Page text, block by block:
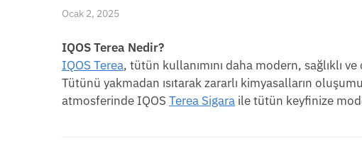
Ocak 2, 2025
IQOS Terea Nedir?
IQOS Terea, tütün kullanımını daha modern, sağlıklı
Tütünü yakmadan ısıtarak zararlı kimyasalların
atmosferinde IQOS Terea Sigara ile tütün keyfinize